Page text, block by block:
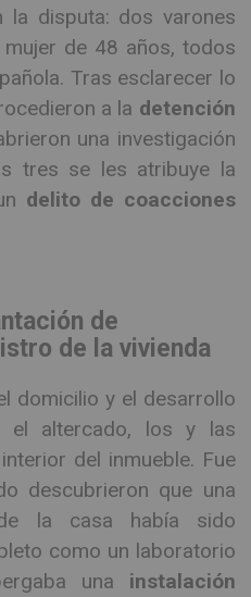
la disputa: dos varones
de 48 años, todos
Tras esclarecer lo
a la detención
una investigación
tres se les atribuye la
delito de coacciones
de
de la vivienda
domicilio y el desarrollo
el altercado, los y las
del inmueble. Fue
descubrieron que una
la casa había sido
como un laboratorio
una instalación